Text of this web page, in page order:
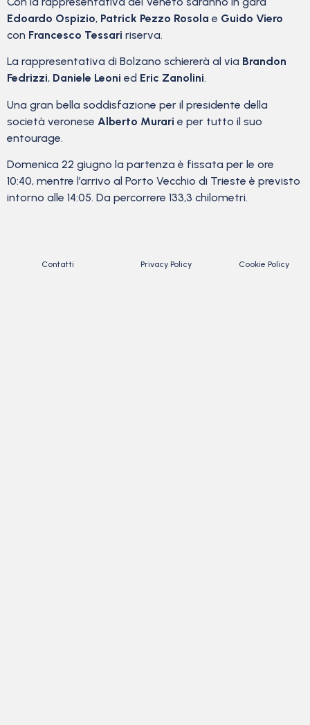
Edoardo Ospizio, Patrick Pezzo Rosola e Guido Viero
con Francesco Tessari riserva.
La rappresentativa di Bolzano schiererà al via Brandon
Fedrizzi, Daniele Leoni ed Eric Zanolini.
Una gran bella soddisfazione per il presidente della
società veronese Alberto Murari e per tutto il suo
entourage.
Domenica 22 giugno la partenza è fissata per le ore
10:40, mentre l’arrivo al Porto Vecchio di Trieste è previsto
intorno alle 14:05. Da percorrere 133,3 chilometri.
Contatti Privacy Policy Cookie Policy